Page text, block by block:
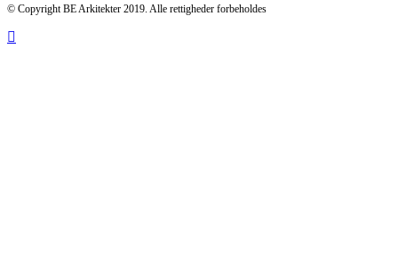
© Copyright BE Arkitekter 2019. Alle rettigheder forbeholdes